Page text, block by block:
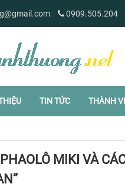
0909.505.204
TIN TỨC THÀNH
MIKI VÀ